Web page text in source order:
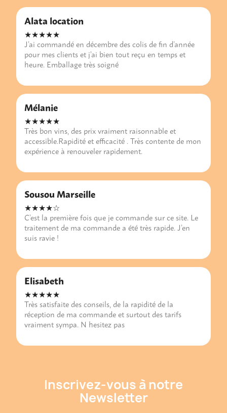
Alata location
★★★★★
J’ai commandé en décembre des colis de fin d’année
pour mes clients et j’ai bien tout reçu en temps et
heure. Emballage très soigné
Mélanie
★★★★★
Très bon vins, des prix vraiment raisonnable et
accessible.Rapidité et efficacité . Très contente de mon
expérience à renouveler rapidement.
Sousou Marseille
★★★★☆
C’est la première fois que je commande sur ce site. Le
traitement de ma commande a été très rapide. J’en
suis ravie !
Elisabeth
★★★★★
Très satisfaite des conseils, de la rapidité de la
réception de ma commande et surtout des tarifs
vraiment sympa. N hesitez pas
Inscrivez-vous à notre
Newsletter